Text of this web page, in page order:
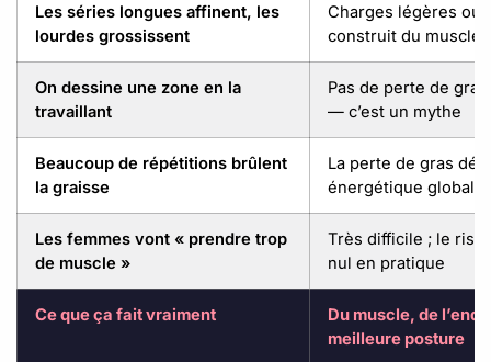
Les séries longues affinent, les
lourdes grossissent
Charges légères ou
construit du muscle
On dessine une zone en la
travaillant
Pas de perte de
— c’est un mythe
Beaucoup de répétitions brûlent
la graisse
La perte de gras
énergétique global
Les femmes vont « prendre trop
de muscle »
Très difficile ; le
nul en pratique
Ce que ça fait vraiment
Du muscle, de
meilleure posture